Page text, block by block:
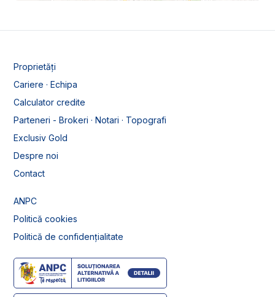
Proprietăți
Cariere · Echipa
Calculator credite
Parteneri - Brokeri · Notari · Topografi
Exclusiv Gold
Despre noi
Contact
ANPC
Politică cookies
Politică de confidențialitate